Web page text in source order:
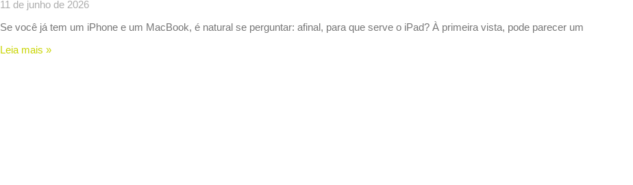
11 de junho de 2026
Se você já tem um iPhone e um MacBook, é natural se perguntar: afinal, para que serve o iPad? À primeira vista, pode parecer um
Leia mais »